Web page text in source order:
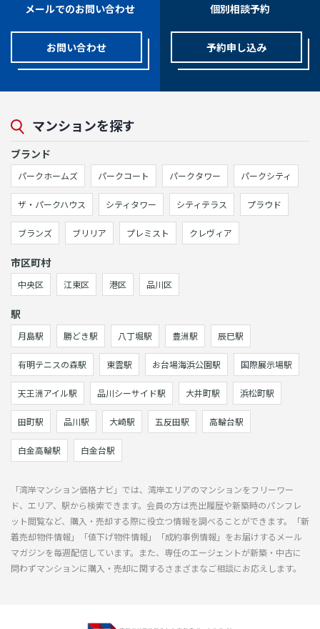
メールでのお問い合わせ
お問い合わせ
個別相談予約
予約申し込み
マンションを探す
ブランド
パークホームズ パークコート パークタワー パークシティ
ザ・パークハウス シティタワー シティテラス プラウド
ブランズ ブリリア プレミスト クレヴィア
市区町村
中央区 江東区 港区 品川区
駅
月島駅 勝どき駅 八丁堀駅 豊洲駅 辰巳駅
有明テニスの森駅 東雲駅 お台場海浜公園駅 国際展示場駅
天王洲アイル駅 品川シーサイド駅 大井町駅 浜松町駅
田町駅 品川駅 大崎駅 五反田駅 高輪台駅
白金高輪駅 白金台駅
「湾岸マンション価格ナビ」では、湾岸エリアのマンションをフリーワー
ド、エリア、駅から検索できます。会員の方は売出履歴や新築時のパンフレ
ット閲覧など、購入・売却する際に役立つ情報を調べることができます。「新
着売却物件情報」「値下げ物件情報」「成約事例情報」をお届けするメール
マガジンを毎週配信しています。また、専任のエージェントが新築・中古に
問わずマンションに購入・売却に関するさまざまなご相談にお応えします。